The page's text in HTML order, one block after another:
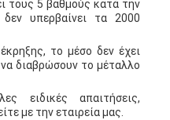
τους 5 βαθμούς κατά την
υπερβαίνει τα 2000
το μέσο δεν έχει
διαβρώσουν το μέταλλο
ειδικές απαιτήσεις,
με την εταιρεία μας.